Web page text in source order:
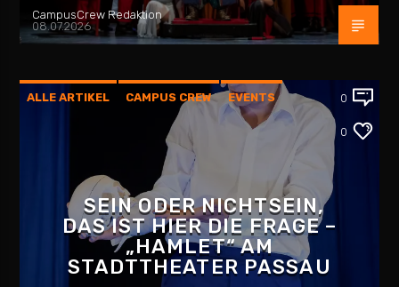
CampusCrew Redaktion
08.07.2026
ALLE ARTIKEL CAMPUS CREW EVENTS 0
0
SEIN ODER NICHTSEIN,
DAS IST HIER DIE FRAGE –
„HAMLET“ AM
STADTTHEATER PASSAU